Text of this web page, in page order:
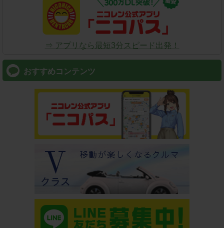
⇒ アプリなら最短3分スピード出発！
おすすめコンテンツ